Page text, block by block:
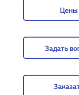
Цены
Задать